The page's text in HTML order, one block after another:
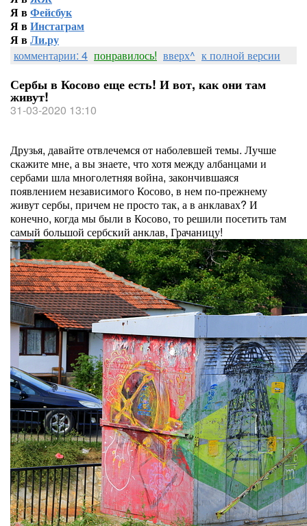
Я вФейсбук
Я вИнстаграм
Я вЛи.ру
комментарии: 4 понравилось! вверх^ к полной версии
Сербы в Косово еще есть! И вот, как они там
живут!
31-03-2020 13:10
Друзья, давайте отвлечемся от наболевшей темы. Лучше
скажите мне, а вы знаете, что хотя между албанцами и
сербами шла многолетняя война, закончившаяся
появлением независимого Косово, в нем по-прежнему
живут сербы, причем не просто так, а в анклавах? И
конечно, когда мы были в Косово, то решили посетить там
самый большой сербский анклав, Грачаницу!